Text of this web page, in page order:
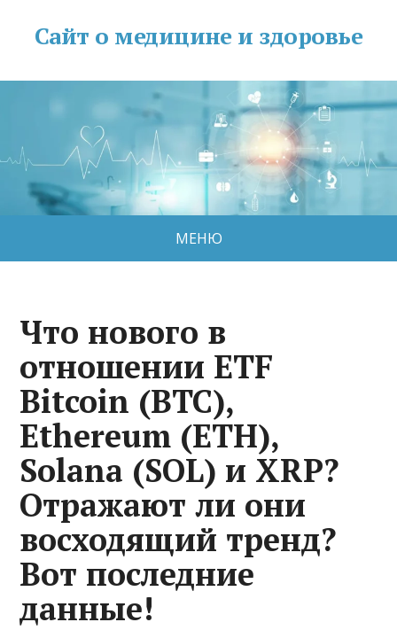
Сайт о медицине и здоровье
МЕНЮ
Что нового в
отношении ETF
Bitcoin (BTC),
Ethereum (ETH),
Solana (SOL) и XRP?
Отражают ли они
восходящий тренд?
Вот последние
данные!